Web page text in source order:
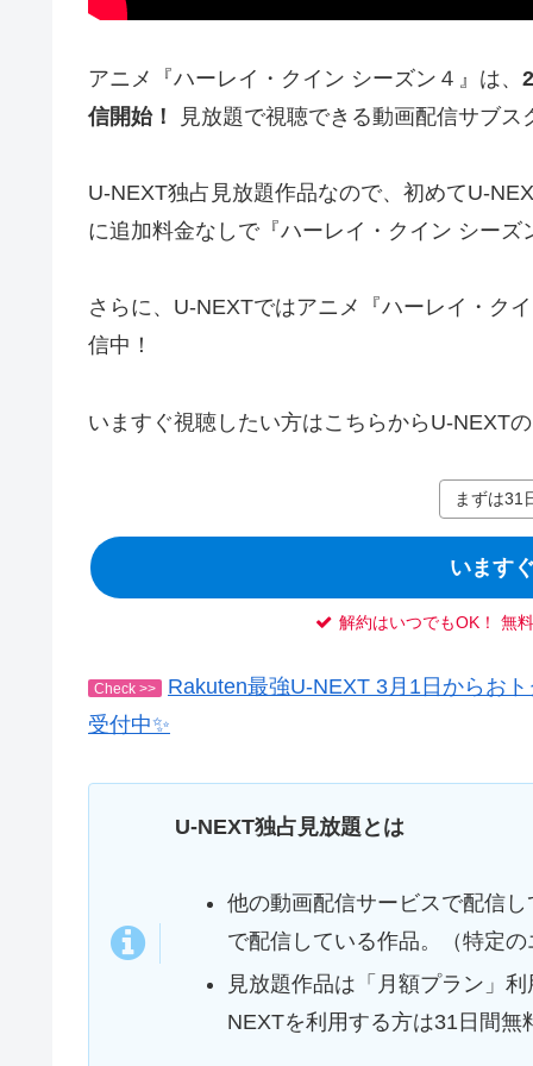
アニメ『ハーレイ・クイン シーズン４』は、
信開始！
見放題で視聴できる動画配信サブ
U-NEXT独占見放題作品なので、初めてU-
に追加料金なしで『ハーレイ・クイン シー
さらに、U-NEXTではアニメ『ハーレイ・ク
信中！
いますぐ視聴したい方はこちらからU-NEXT
まずは31
います
解約はいつでもOK！ 無
Check >>
Rakuten最強U-NEXT 3月1日からお
受付中✨
U-NEXT独占見放題とは
他の動画配信サービスで配信
で配信している作品。（特定
見放題作品は「月額プラン」
NEXTを利用する方は31日間